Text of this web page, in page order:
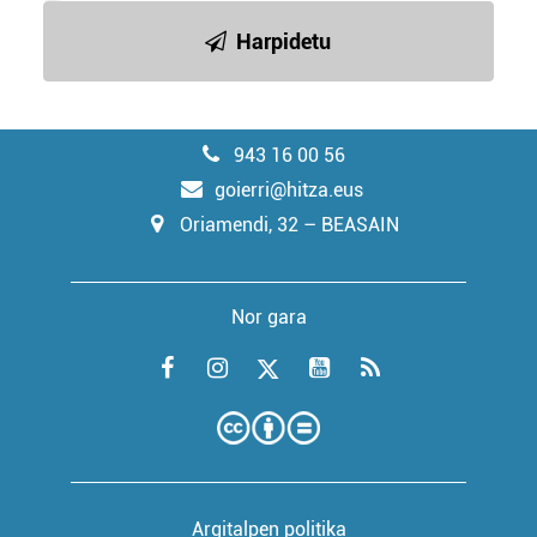
Harpidetu
943 16 00 56
goierri@hitza.eus
Oriamendi, 32 – BEASAIN
Nor gara
Argitalpen politika